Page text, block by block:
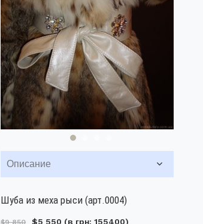
Описание
Шуба из меха рыси (арт.0004)
$9 850 $5 550 (в грн: 155400)